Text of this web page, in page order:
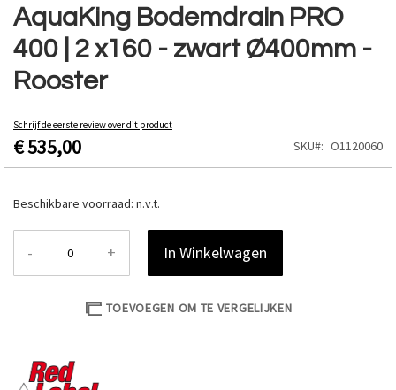
AquaKing Bodemdrain PRO
400 | 2 x160 - zwart Ø400mm -
Rooster
Schrijf de eerste review over dit product
€ 535,00 SKU O1120060
Beschikbare voorraad: n.v.t.
- + In Winkelwagen
TOEVOEGEN OM TE VERGELIJKEN
naar
het
begin
van
de